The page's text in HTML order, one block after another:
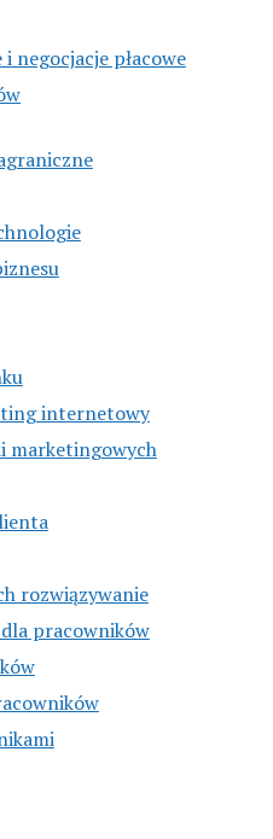
negocjacje płacowe
internetowy
marketingowych
rozwiązywanie
pracowników